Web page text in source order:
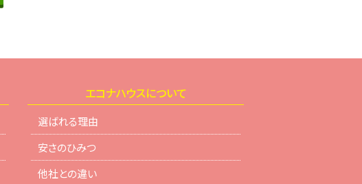
エコナハウスについて
選ばれる理由
安さのひみつ
他社との違い